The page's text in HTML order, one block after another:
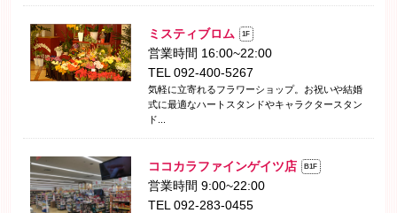
ミスティブロム 1F
営業時間 16:00~22:00
TEL 092-400-5267
気軽に立寄れるフラワーショップ。お祝いや結婚
式に最適なハートスタンドやキャラクタースタン
ド...
ココカラファインゲイツ店 B1F
営業時間 9:00~22:00
TEL 092-283-0455